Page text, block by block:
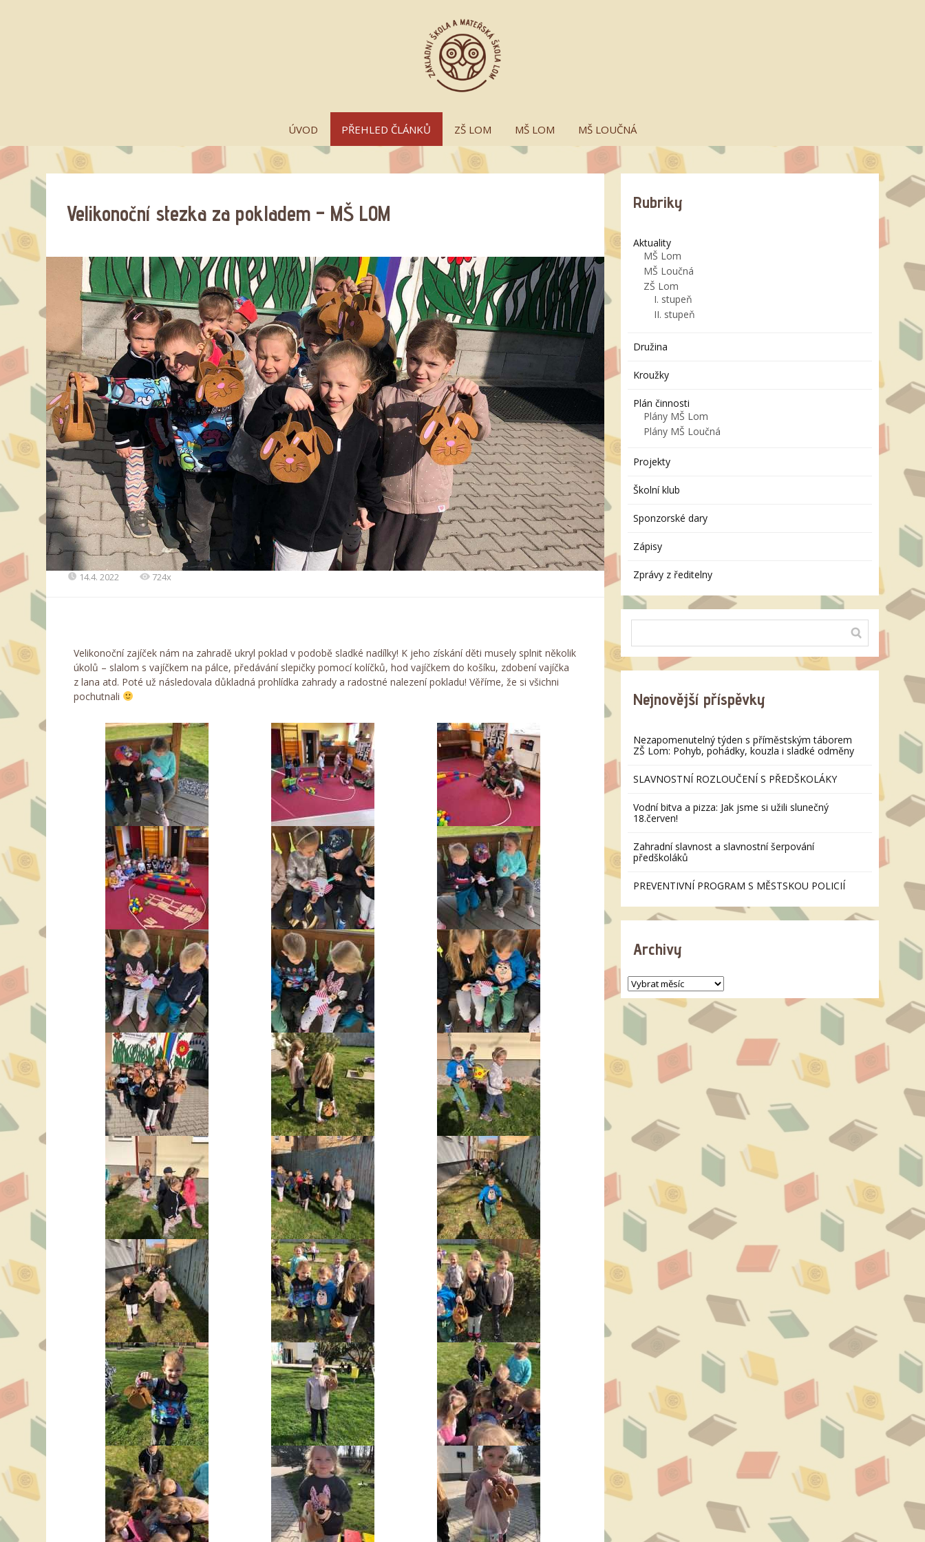
ÚVOD PŘEHLED ČLÁNKŮ ZŠ LOM MŠ LOM MŠ LOUČNÁ
Velikonoční stezka za pokladem – MŠ LOM
14.4. 2022 724x
Velikonoční zajíček nám na zahradě ukryl poklad v podobě sladké nadílky! K jeho získání děti musely splnit několik
úkolů – slalom s vajíčkem na pálce, předávání slepičky pomocí kolíčků, hod vajíčkem do košíku, zdobení vajíčka
z lana atd. Poté už následovala důkladná prohlídka zahrady a radostné nalezení pokladu! Věříme, že si všichni
pochutnali
Rubriky
Aktuality
MŠ Lom
MŠ Loučná
ZŠ Lom
I. stupeň
II. stupeň
Družina
Kroužky
Plán činnosti
Plány MŠ Lom
Plány MŠ Loučná
Projekty
Školní klub
Sponzorské dary
Zápisy
Zprávy z ředitelny
Nejnovější příspěvky
Nezapomenutelný týden s příměstským táborem
ZŠ Lom: Pohyb, pohádky, kouzla i sladké odměny
SLAVNOSTNÍ ROZLOUČENÍ S PŘEDŠKOLÁKY
Vodní bitva a pizza: Jak jsme si užili slunečný
18.červen!
Zahradní slavnost a slavnostní šerpování
předškoláků
PREVENTIVNÍ PROGRAM S MĚSTSKOU POLICIÍ
Archivy